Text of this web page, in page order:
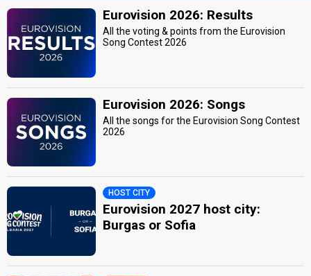
Eurovision 2026: Results
All the voting & points from the Eurovision
Song Contest 2026
Eurovision 2026: Songs
All the songs for the Eurovision Song Contest
2026
HOST CITY
Eurovision 2027 host city:
Burgas or Sofia